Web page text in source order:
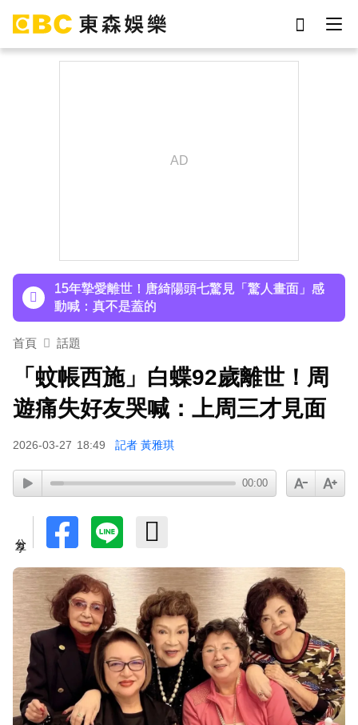
下載東森App，隨時掌握天下大小事！
15年摯愛離世！唐綺陽頭七驚見「驚人畫面」感
動喊：真不是蓋的
首頁 話題
「蚊帳西施」白蝶92歲離世！周
遊痛失好友哭喊：上周三才見面
2026-03-27 18:49 記者 黃雅琪
00:00